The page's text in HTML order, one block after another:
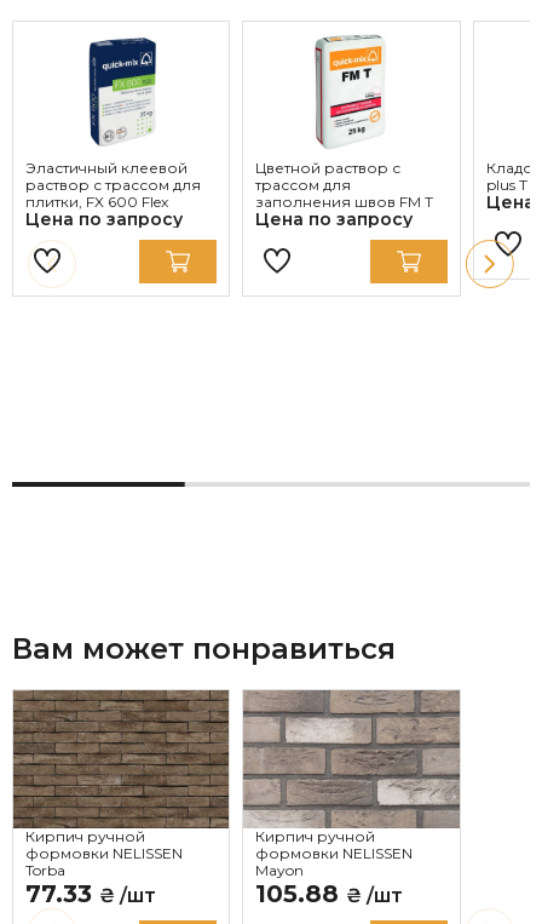
Эластичный клеевой
раствор с трассом для
плитки, FX 600 Flex
Цена по запросу
Цветной раствор с
трассом для
заполнения швов FM T
Цена по запросу
plus T
Цена
Вам может понравиться
Кирпич ручной
формовки NELISSEN
Torba
77.33 ₴ /шт
Кирпич ручной
формовки NELISSEN
Mayon
105.88 ₴ /шт